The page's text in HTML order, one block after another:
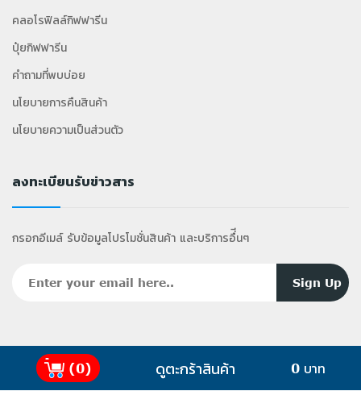
คลอโรฟิลล์กิฟฟารีน
ปุ๋ยกิฟฟารีน
คำถามที่พบบ่อย
นโยบายการคืนสินค้า
นโยบายความเป็นส่วนตัว
ลงทะเบียนรับข่าวสาร
กรอกอีเมล์ รับข้อมูลโปรโมชั่นสินค้า และบริการอื่ีนๆ
2025 Copyright ©GiffyShop .com All Rights
(0) ดูตะกร้าสินค้า 0 บาท